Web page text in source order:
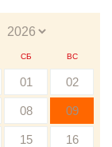
СБ ВС
01 02
08 09
15 16